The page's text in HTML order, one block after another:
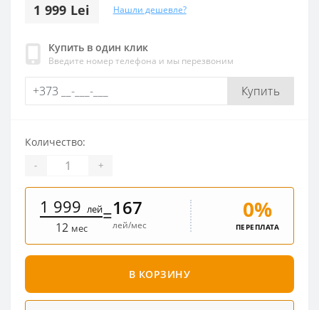
1 999 Lei Нашли дешевле?
Купить в один клик
Введите номер телефона и мы перезвоним
Купить
Количество:
- +
1 999 лей
12 мес
=167
лей/мес
0%
ПЕРЕПЛАТА
В КОРЗИНУ